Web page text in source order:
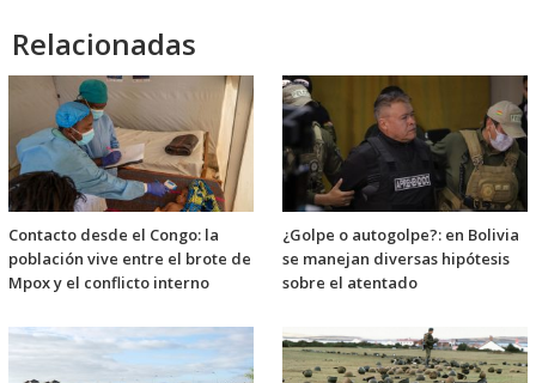
Relacionadas
Contacto desde el Congo: la
población vive entre el brote de
Mpox y el conflicto interno
¿Golpe o autogolpe?: en Bolivia
se manejan diversas hipótesis
sobre el atentado